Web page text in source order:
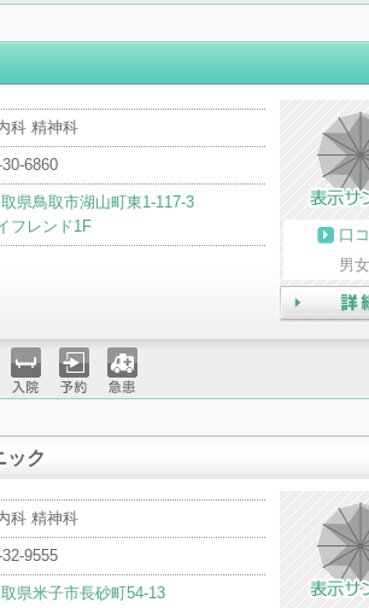
入院 予約 急患
科 精神科
6860
県鳥取市湖山町東1-117-3
フレンド1F
口
男
入院 予約 急患
ック
科 精神科
9555
県米子市長砂町54-13